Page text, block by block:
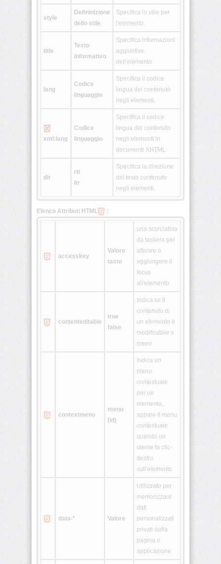
<dir>
<dt>
<fieldset>
<frameset>
<h6>
<iframe>
<isindex>
style
Defininizione
dello stile
Specifica lo stile per
l'elemento
title
Testo
informativo
Specifica informazioni
aggiuntive
dell'elemento
lang
Codice
linguaggio
Specifica il codice
lingua del contenuto
negli elementi.
xml:lang
Codice
linguaggio
Specifica il codice
lingua del contenuto
negli elementi in
documenti XHTML.
dir
rtl
ltr
Specifica la direzione
del testo contenuto
negli elementi.
Elenco Attributi HTML :
accesskey
Valore
tasto
una scorciatoia
da tastiera per
attivare o
aggiungere il
focus
all'elemento
contenteditable
true
false
Indica se il
contenuto di
un elemento è
modificabile o
meno
contextmenu
menu
(id)
Indica un
menu
contestuale
per un
elemento,
appare il menu
contestuale
quando un
utente fa clic-
destro
sull'elemento
data-* Valore
Utilizzato per
memorizzare
dati
personalizzati
privati dalla
pagina o
applicazione